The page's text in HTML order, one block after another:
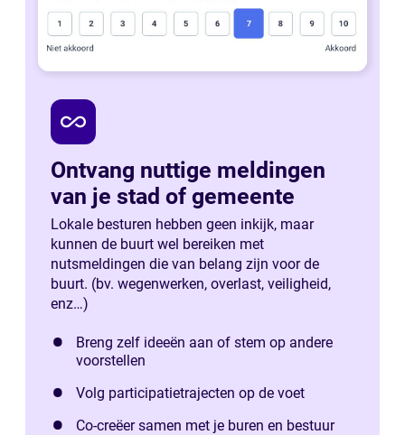
all_inclusive
Ontvang nuttige meldingen
van je stad of gemeente
Lokale besturen hebben geen inkijk, maar
kunnen de buurt wel bereiken met
nutsmeldingen die van belang zijn voor de
buurt. (bv. wegenwerken, overlast, veiligheid,
enz…)
Breng zelf ideeën aan of stem op andere
voorstellen
Volg participatietrajecten op de voet
Co-creëer samen met je buren en bestuur